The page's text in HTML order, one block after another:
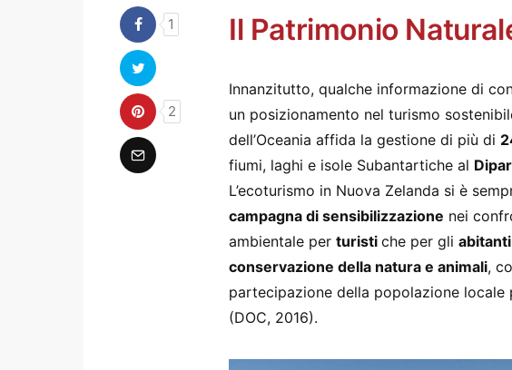
1
2
Il Patrimonio
Innanzitutto, qualche informazione di
un posizionamento nel turismo
dell’Oceania affida la gestione di più di
fiumi, laghi e isole Subantartiche al
L’ecoturismo in Nuova Zelanda si è
campagna di sensibilizzazione nei
ambientale per turisti che per gli abitanti
conservazione della natura e animali,
partecipazione della popolazione locale
(DOC, 2016).